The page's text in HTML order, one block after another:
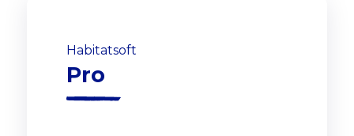
Habitatsoft
Pro